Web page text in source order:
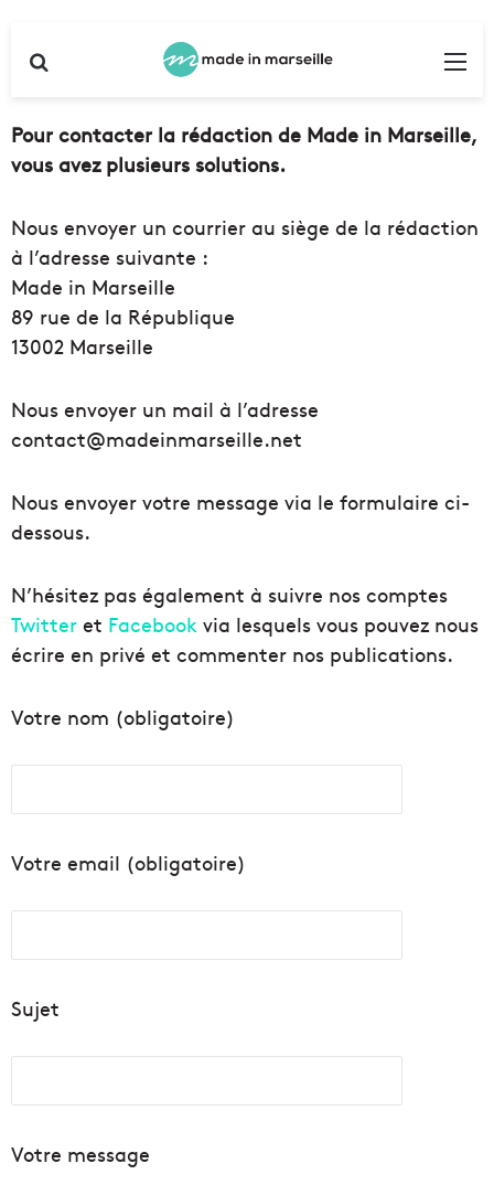
Pour contacter la rédaction de Made in Marseille,
vous avez plusieurs solutions.
Nous envoyer un courrier au siège de la rédaction
à l’adresse suivante :
Made in Marseille
89 rue de la République
13002 Marseille
Nous envoyer un mail à l’adresse
contact@madeinmarseille.net
Nous envoyer votre message via le formulaire ci-
dessous.
N’hésitez pas également à suivre nos comptes
Twitter et Facebook via lesquels vous pouvez nous
écrire en privé et commenter nos publications.
Votre nom (obligatoire)
Votre email (obligatoire)
Sujet
Votre message